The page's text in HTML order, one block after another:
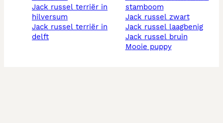
jack russel terriër in
hilversum
jack russel terriër in
delft
stamboom
jack russel zwart
jack russel laagbenig
jack russel bruin
mooie puppy